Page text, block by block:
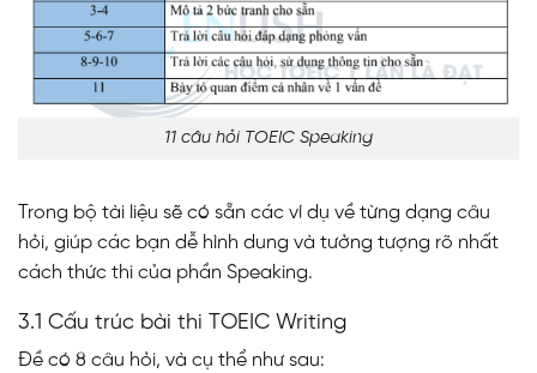
11 câu hỏi TOEIC Speaking
Trong bộ tài liệu sẽ có sẵn các ví dụ về từng dạng câu
hỏi, giúp các bạn dễ hình dung và tưởng tượng rõ nhất
cách thức thi của phần Speaking.
3.1 Cấu trúc bài thi TOEIC Writing
Đề có 8 câu hỏi, và cụ thể như sau: